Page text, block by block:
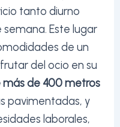
tanto diurno
Este lugar
de un
del ocio en su
más de 400 metros
pavimentadas, y
laborales,